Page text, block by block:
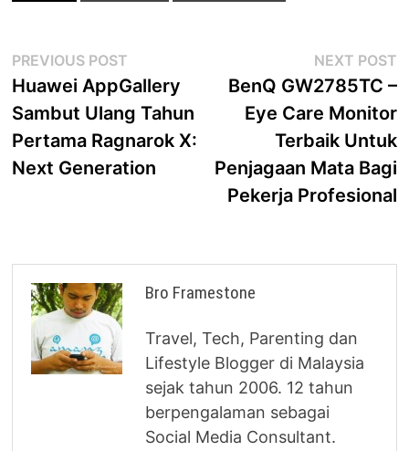
Post
navigation
PREVIOUS POST
post:
Huawei AppGallery
Sambut Ulang Tahun
Pertama Ragnarok X:
Next Generation
NEXT POST
BenQ GW2785TC –
Eye Care Monitor
Terbaik Untuk
Penjagaan Mata Bagi
Pekerja Profesional
Bro Framestone
Travel, Tech, Parenting dan
Lifestyle Blogger di Malaysia
sejak tahun 2006. 12 tahun
berpengalaman sebagai
Social Media Consultant.